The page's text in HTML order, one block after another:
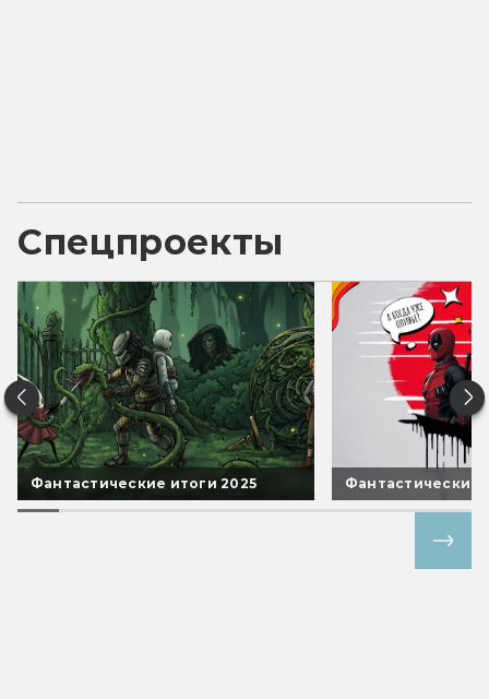
Спецпроекты
Фантастические итоги 2025 Фантастические